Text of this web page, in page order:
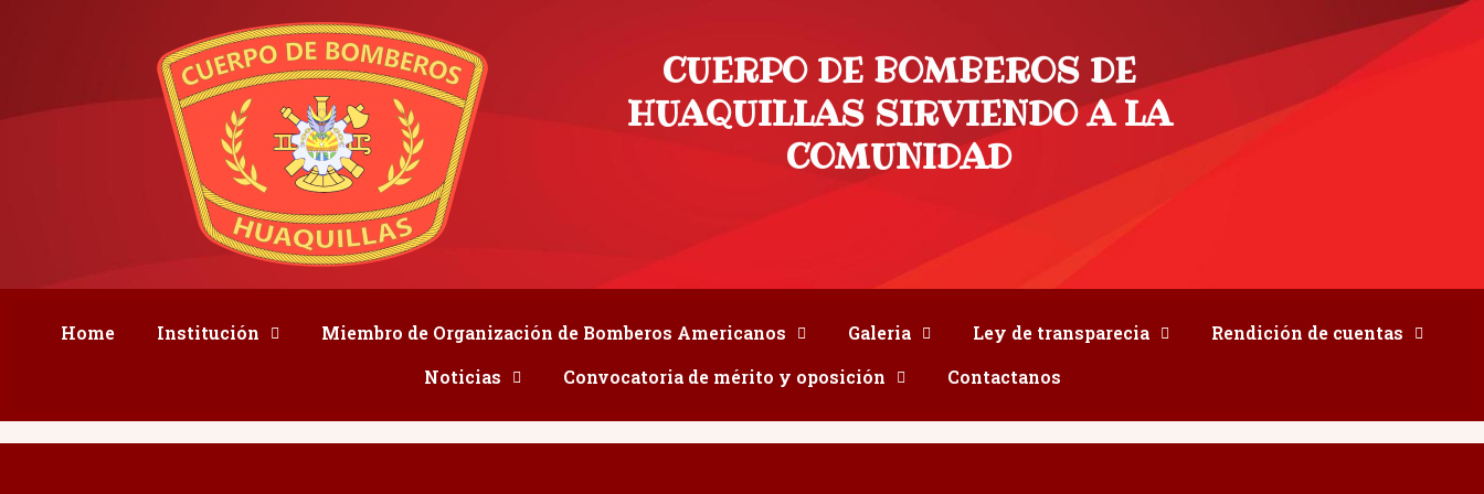
CUERPO DE BOMBEROS DE
HUAQUILLAS SIRVIENDO A LA
COMUNIDAD
Home Institución Miembro de Organización de Bomberos Americanos Galeria Ley de transparecia
Rendición de cuentas
Noticias
Convocatoria de mérito y oposición Contactanos